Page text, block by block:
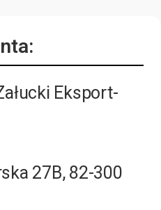
Eksport-
27B, 82-300